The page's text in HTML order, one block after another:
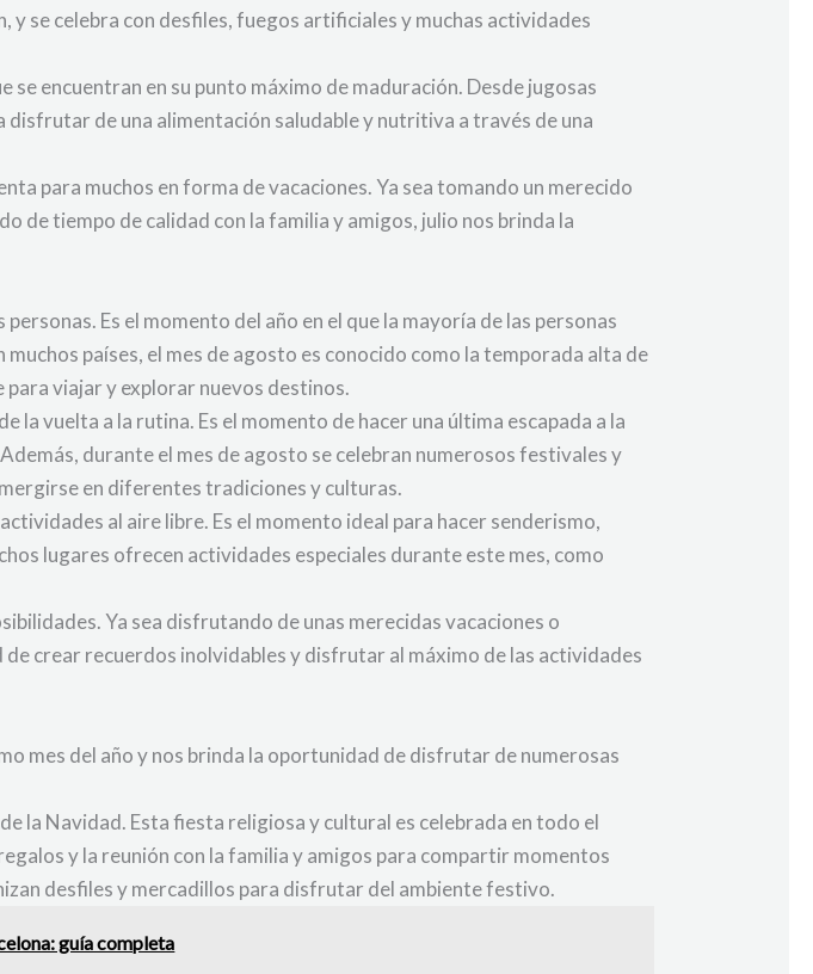
se celebra con desfiles, fuegos artificiales y muchas actividades
encuentran en su punto máximo de maduración. Desde jugosas
disfrutar de una alimentación saludable y nutritiva a través de una
para muchos en forma de vacaciones. Ya sea tomando un merecido
de tiempo de calidad con la familia y amigos, julio nos brinda la
Es el momento del año en el que la mayoría de las personas
países, el mes de agosto es conocido como la temporada alta de
viajar y explorar nuevos destinos.
vuelta a la rutina. Es el momento de hacer una última escapada a la
durante el mes de agosto se celebran numerosos festivales y
en diferentes tradiciones y culturas.
al aire libre. Es el momento ideal para hacer senderismo,
lugares ofrecen actividades especiales durante este mes, como
Ya sea disfrutando de unas merecidas vacaciones o
crear recuerdos inolvidables y disfrutar al máximo de las actividades
mes del año y nos brinda la oportunidad de disfrutar de numerosas
la Navidad. Esta fiesta religiosa y cultural es celebrada en todo el
y la reunión con la familia y amigos para compartir momentos
desfiles y mercadillos para disfrutar del ambiente festivo.
guía completa